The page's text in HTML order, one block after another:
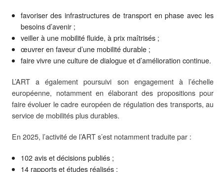
favoriser des infrastructures de transport en phase avec les
besoins d’avenir ;
veiller à une mobilité fluide, à prix maîtrisés ;
œuvrer en faveur d’une mobilité durable ;
faire vivre une culture de dialogue et d’amélioration continue.
L’ART a également poursuivi son engagement à l’échelle
européenne, notamment en élaborant des propositions pour
faire évoluer le cadre européen de régulation des transports, au
service de mobilités plus durables.
En 2025, l’activité de l’ART s’est notamment traduite par :
102 avis et décisions publiés ;
14 rapports et études réalisés ;